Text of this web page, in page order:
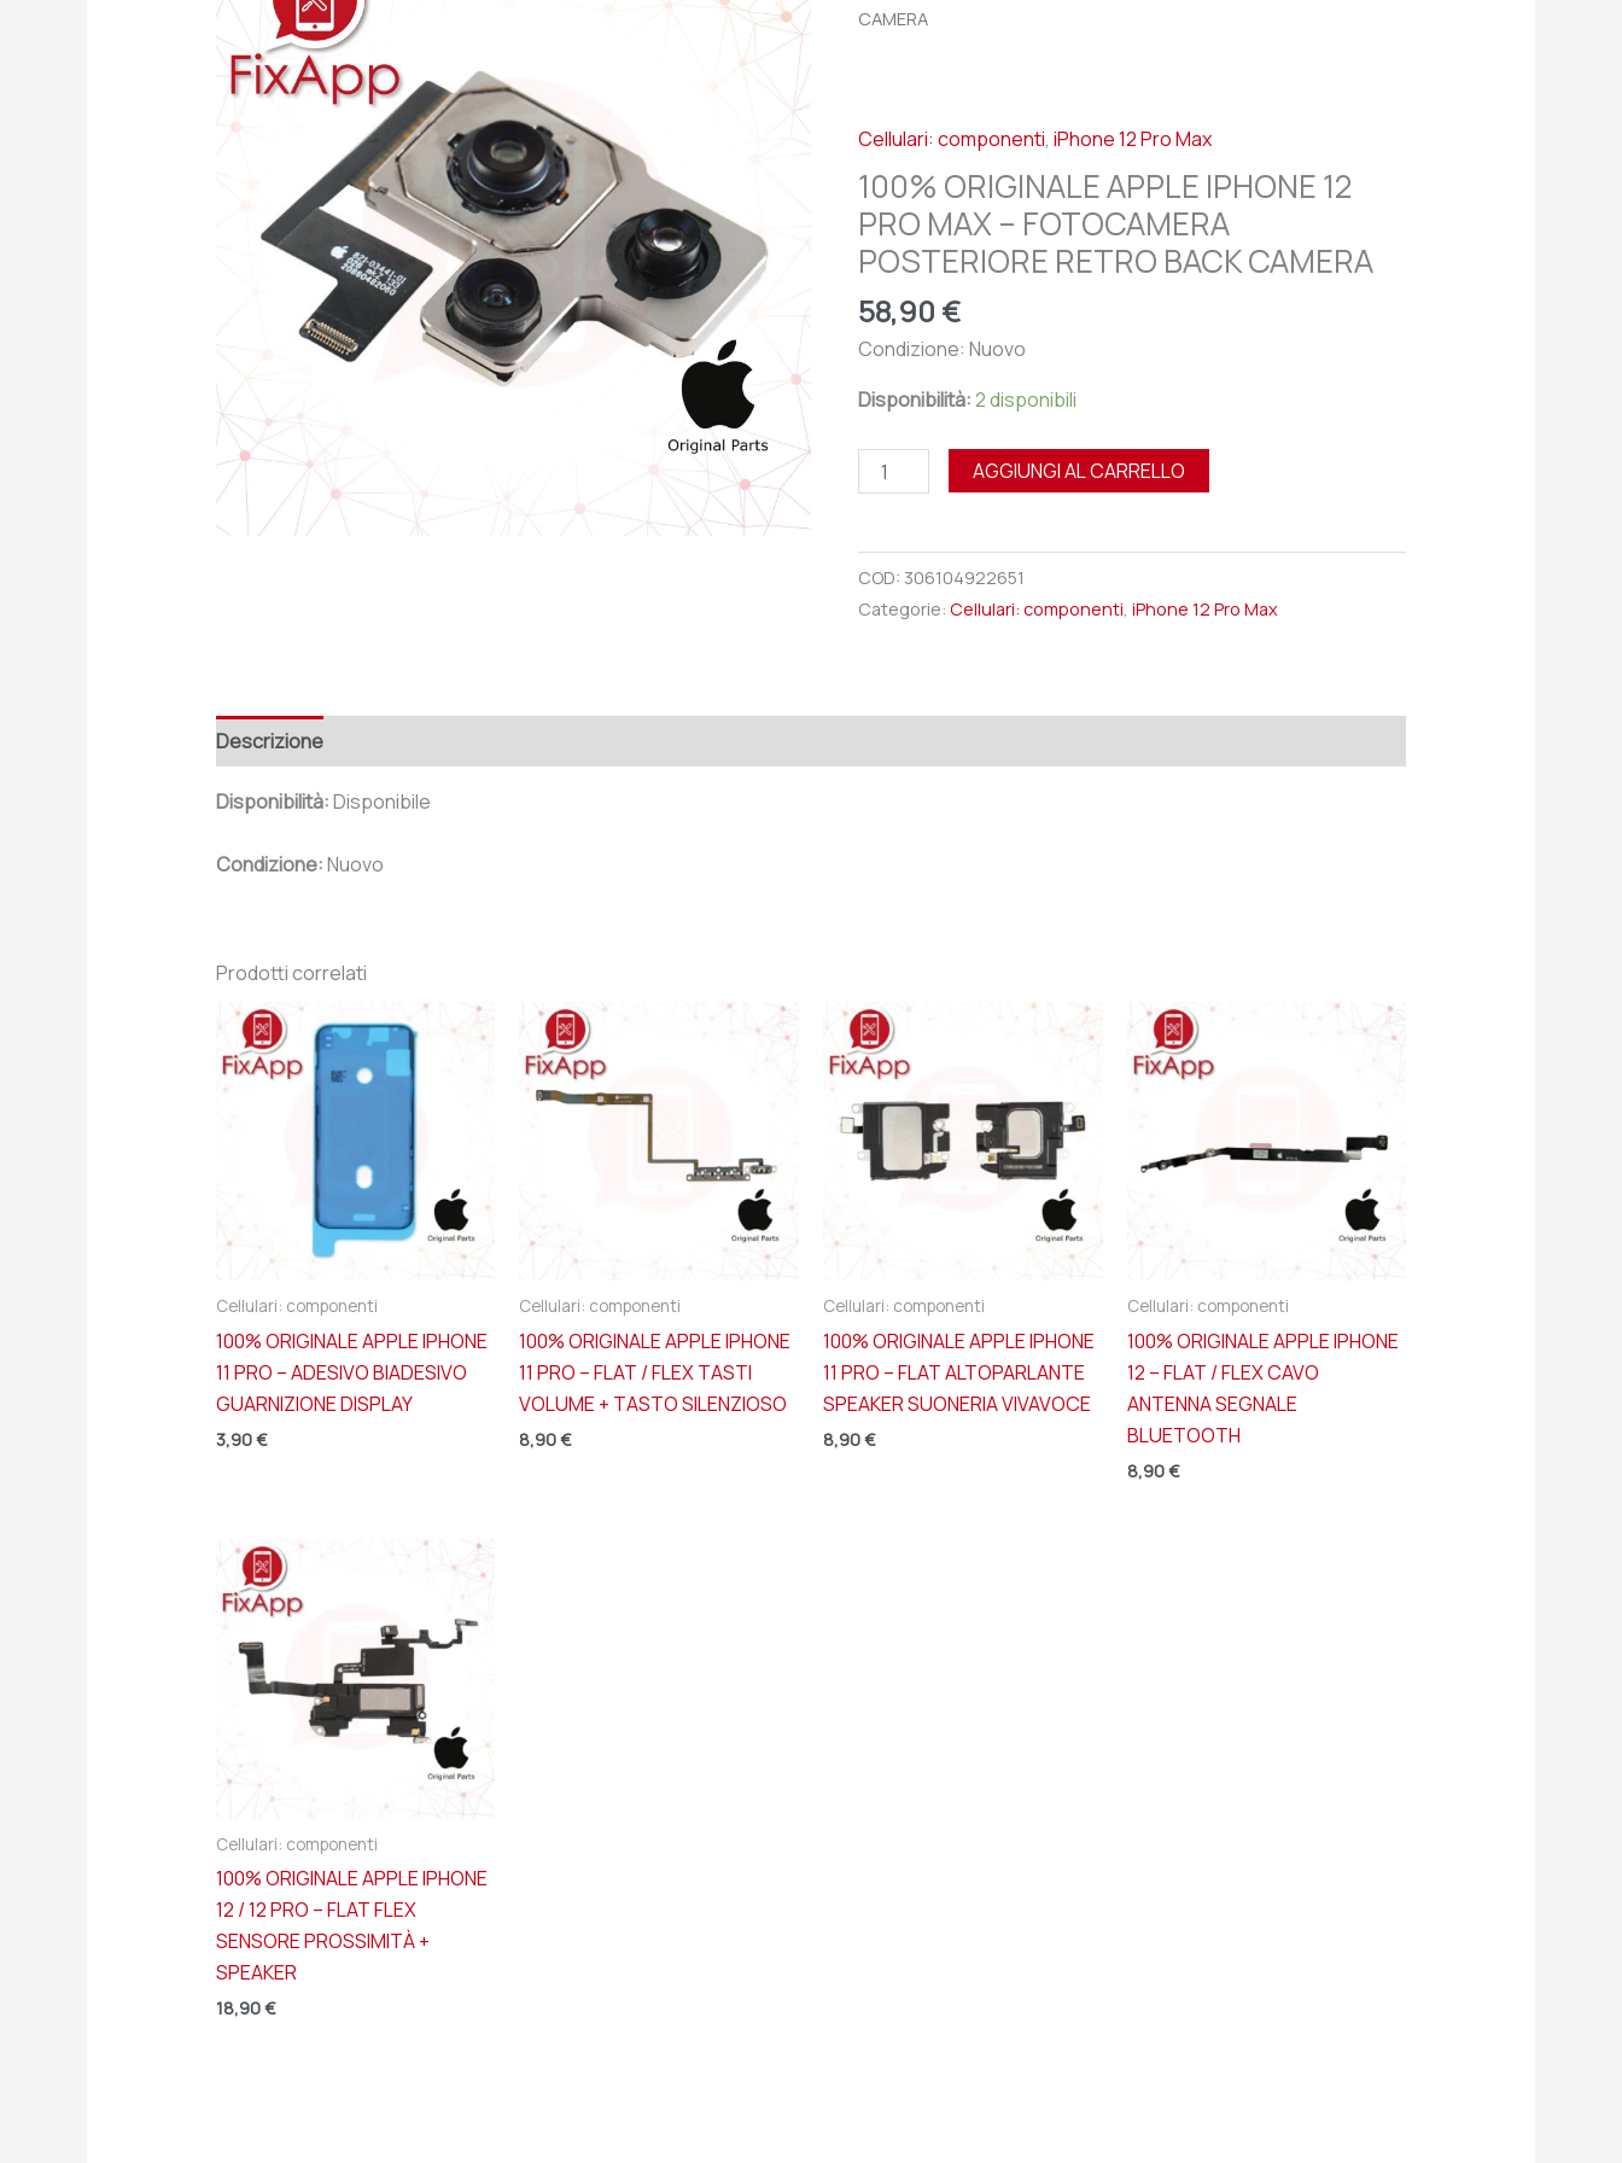
CAMERA
Cellulari: componenti,iPhone 12 Pro Max
100% ORIGINALE APPLE IPHONE 12
PRO MAX – FOTOCAMERA
POSTERIORE RETRO BACK CAMERA
58,90 €
Condizione: Nuovo
Disponibilità: 2 disponibili
APPLE
MAX
-
FOTOCAMERA
POSTERIORE
RETRO
BACK
CAMERA
quantità
AGGIUNGI AL CARRELLO
COD: 306104922651
Categorie:Cellulari: componenti ,iPhone 12 Pro Max
Descrizione
Disponibilità:Disponibile
Condizione:Nuovo
Prodotti correlati
Cellulari: componenti
100% ORIGINALE APPLE IPHONE
11 PRO – ADESIVO BIADESIVO
GUARNIZIONE DISPLAY
3,90€
Cellulari: componenti
100% ORIGINALE APPLE IPHONE
11 PRO – FLAT / FLEX TASTI
VOLUME + TASTO SILENZIOSO
8,90€
Cellulari: componenti
100% ORIGINALE APPLE IPHONE
11 PRO – FLAT ALTOPARLANTE
SPEAKER SUONERIA VIVAVOCE
8,90€
Cellulari: componenti
100% ORIGINALE APPLE IPHONE
12 – FLAT / FLEX CAVO
ANTENNA SEGNALE
BLUETOOTH
8,90€
Cellulari: componenti
100% ORIGINALE APPLE IPHONE
12 / 12 PRO – FLAT FLEX
SENSORE PROSSIMITÀ +
SPEAKER
18,90€